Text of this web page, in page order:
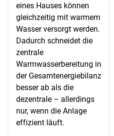
eines Hauses können
gleichzeitig mit warmem
Wasser versorgt werden.
Dadurch schneidet die
zentrale
Warmwasserbereitung in
der Gesamtenergiebilanz
besser ab als die
dezentrale – allerdings
nur, wenn die Anlage
effizient läuft.